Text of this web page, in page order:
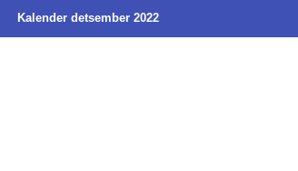
Kalender detsember 2022